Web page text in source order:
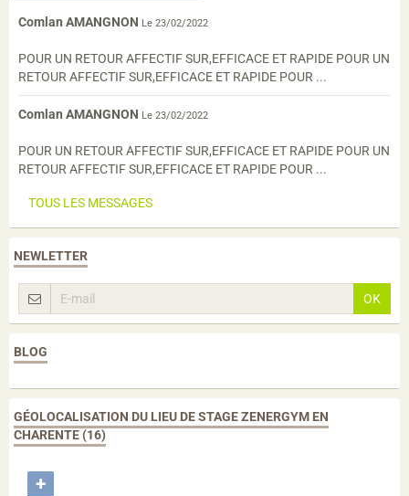
Comlan AMANGNON Le 23/02/2022
POUR UN RETOUR AFFECTIF SUR,EFFICACE ET RAPIDE POUR UN
RETOUR AFFECTIF SUR,EFFICACE ET RAPIDE POUR ...
Comlan AMANGNON Le 23/02/2022
POUR UN RETOUR AFFECTIF SUR,EFFICACE ET RAPIDE POUR UN
RETOUR AFFECTIF SUR,EFFICACE ET RAPIDE POUR ...
TOUS LES MESSAGES
NEWLETTER
OK
BLOG
GÉOLOCALISATION DU LIEU DE STAGE ZENERGYM EN
CHARENTE (16)
+